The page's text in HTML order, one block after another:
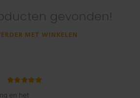
gevonden!
MET WINKELEN